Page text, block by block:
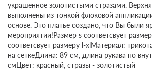
украшенное золотистыми стразами.
выполнены из тонкой флоковой
основе. Это платье создано, что Вы были
мероприятии!Размер s соответсвует
соответсвует размеру l-xlМатериал:
на сеткеДлина: 89 см, длина рукава по
смЦвет: красный, стразы - золотистый